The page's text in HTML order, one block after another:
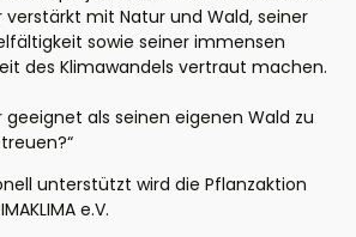
mit Natur und Wald, seiner
sowie seiner immensen
des Klimawandels vertraut machen.
geeignet als seinen eigenen Wald zu
unterstützt wird die Pflanzaktion
e.V.